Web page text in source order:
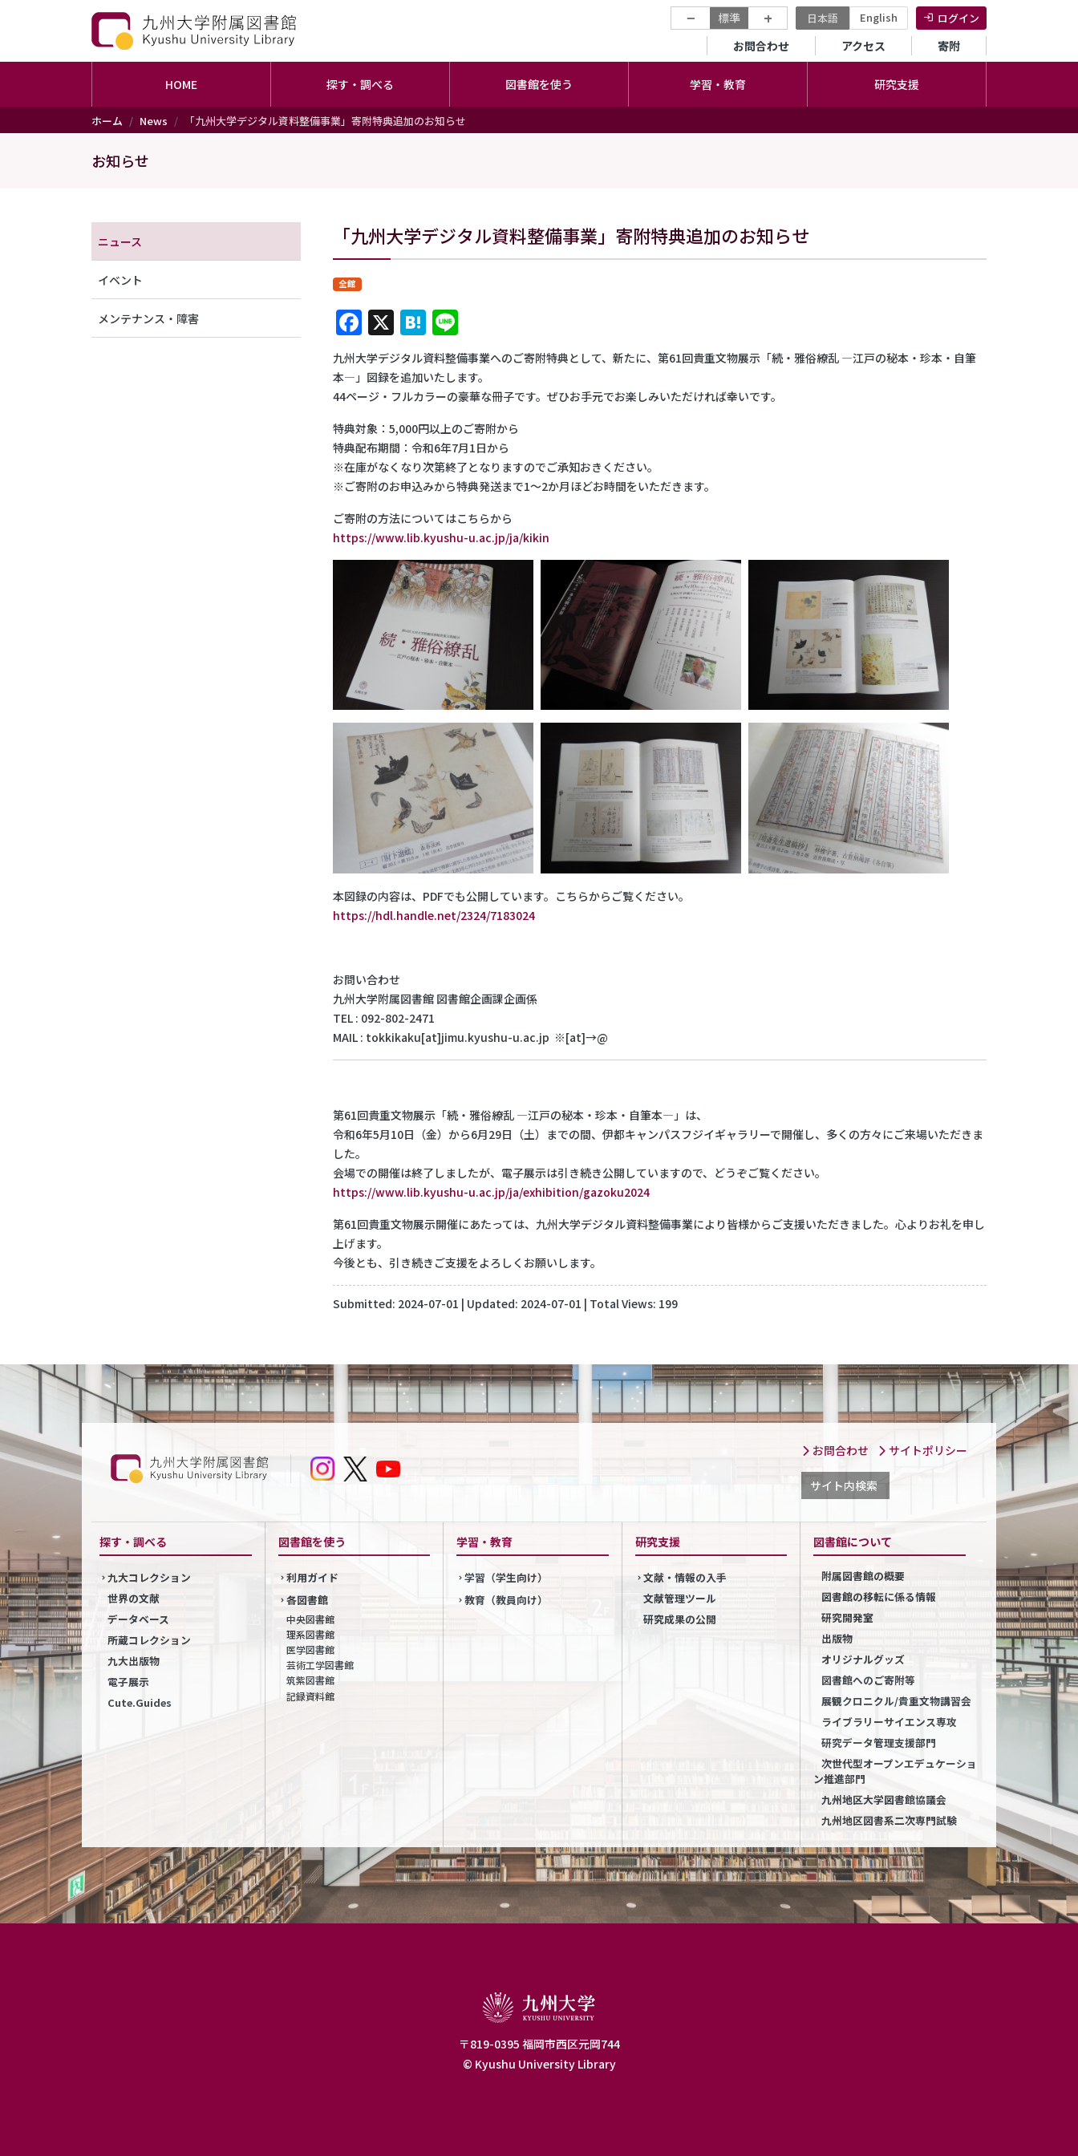
メインコンテンツに移動
− 標準 + 日本語 English ログイン
セカンダリーメニュー
お問合わせ アクセス 寄附
HOME 探す・調べる 図書館を使う 学習・教育 研究支援
ホーム News 「九州大学デジタル資料整備事業」寄附特典追加のお知らせ
お知らせ
「九州大学デジタル資料整備事業」寄附特典追加のお知らせ
全館
Facebook
X Hatena
九州大学デジタル資料整備事業へのご寄附特典として、新たに、第61回貴重文物展示「続・雅俗繚乱 ―江戸の秘本・珍本・自筆
本―」図録を追加いたします。
44ページ・フルカラーの豪華な冊子です。ぜひお手元でお楽しみいただければ幸いです。
特典対象：5,000円以上のご寄附から
特典配布期間：令和6年7月1日から
※在庫がなくなり次第終了となりますのでご承知おきください。
※ご寄附のお申込みから特典発送まで1～2か月ほどお時間をいただきます。
ご寄附の方法についてはこちらから
https://www.lib.kyushu-u.ac.jp/ja/kikin
本図録の内容は、PDFでも公開しています。こちらからご覧ください。
https://hdl.handle.net/2324/7183024
お問い合わせ
九州大学附属図書館 図書館企画課企画係
TEL : 092-802-2471
MAIL : tokkikaku[at]jimu.kyushu-u.ac.jp ※[at]→@
第61回貴重文物展示「続・雅俗繚乱 ―江戸の秘本・珍本・自筆本―」は、
令和6年5月10日（金）から6月29日（土）までの間、伊都キャンパスフジイギャラリーで開催し、多くの方々にご来場いただきま
した。
会場での開催は終了しましたが、電子展示は引き続き公開していますので、どうぞご覧ください。
https://www.lib.kyushu-u.ac.jp/ja/exhibition/gazoku2024
第61回貴重文物展示開催にあたっては、九州大学デジタル資料整備事業により皆様からご支援いただきました。心よりお礼を申し
上げます。
今後とも、引き続きご支援をよろしくお願いします。
Submitted: 2024-07-01 | Updated: 2024-07-01 | Total Views: 199
ニュース
イベント
メンテナンス・障害
お問合わせ サイトポリシー
サイト内検索
探す・調べる
九大コレクション
世界の文献
データベース
所蔵コレクション
九大出版物
電子展示
Cute.Guides
図書館を使う
利用ガイド
各図書館
中央図書館
理系図書館
医学図書館
芸術工学図書館
筑紫図書館
記録資料館
学習・教育
学習（学生向け）
教育（教員向け）
研究支援
文献・情報の入手
文献管理ツール
研究成果の公開
図書館について
附属図書館の概要
図書館の移転に係る情報
研究開発室
出版物
オリジナルグッズ
図書館へのご寄附等
展観クロニクル/貴重文物講習会
ライブラリーサイエンス専攻
研究データ管理支援部門
次世代型オープンエデュケーショ
ン推進部門
九州地区大学図書館協議会
九州地区図書系二次専門試験
〒819-0395 福岡市西区元岡744
© Kyushu University Library